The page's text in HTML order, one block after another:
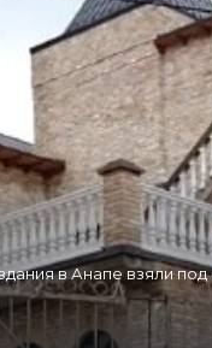
в Анапе взяли под